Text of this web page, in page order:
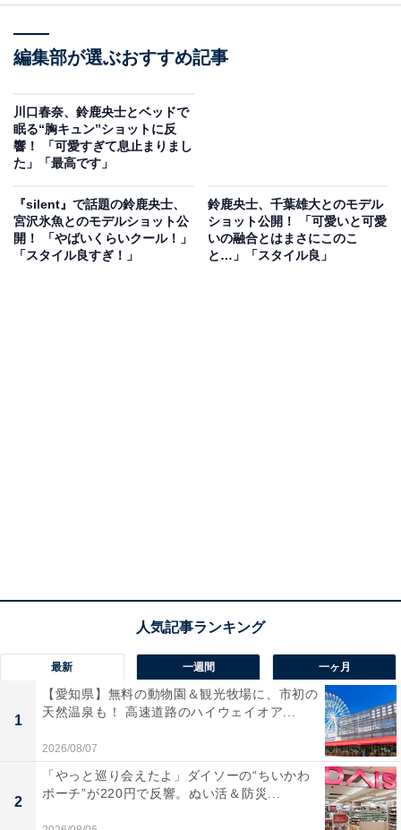
編集部が選ぶおすすめ記事
川口春奈、鈴鹿央士とベッドで
眠る“胸キュン”ショットに反
響！ 「可愛すぎて息止まりまし
た」「最高です」
『silent』で話題の鈴鹿央士、
宮沢氷魚とのモデルショット公
開！ 「やばいくらいクール！」
「スタイル良すぎ！」
鈴鹿央士、千葉雄大とのモデル
ショット公開！ 「可愛いと可愛
いの融合とはまさにこのこ
と…」「スタイル良」
最新 一週間 一ヶ月
1
【愛知県】無料の動物園＆観光牧場に、市初の
天然温泉も！ 高速道路のハイウェイオア...
2026/08/07
2
「やっと巡り会えたよ」ダイソーの“ちいかわ
ポーチ”が220円で反響。ぬい活＆防災...